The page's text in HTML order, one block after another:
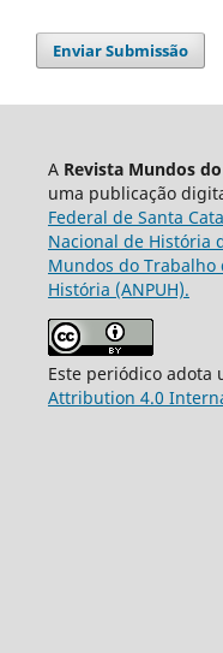
Enviar Submissão
A Revista Mundos
uma publicação
Federal de Santa
Nacional de História
Mundos do Trabalho
História (ANPUH).
Este periódico adota
Attribution 4.0